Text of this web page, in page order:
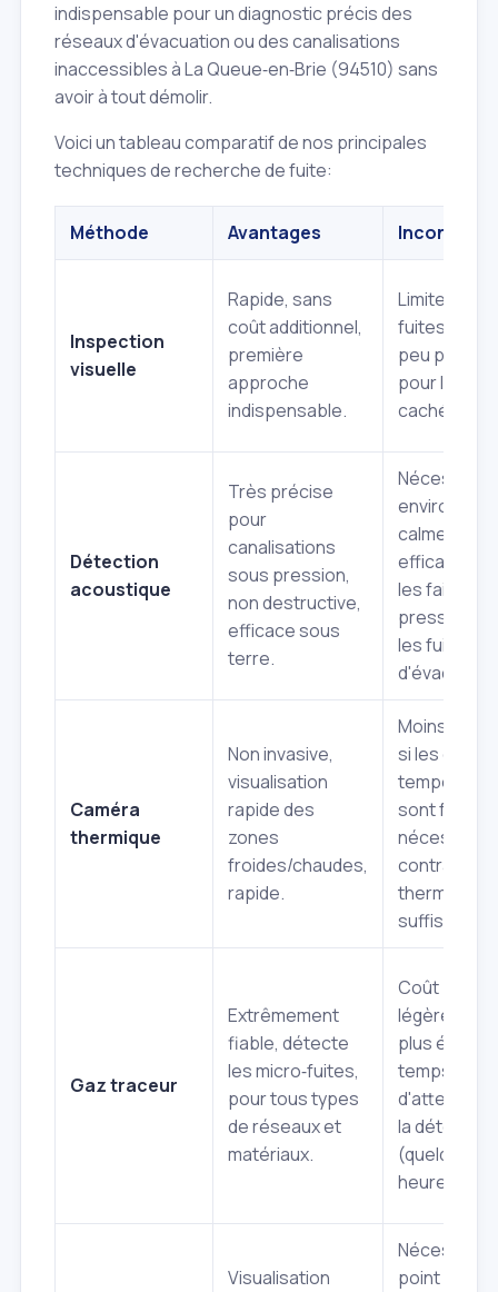
indispensable pour un diagnostic précis des
réseaux d'évacuation ou des canalisations
inaccessibles à La Queue‑en‑Brie (94510) sans
avoir à tout démolir.
Voici un tableau comparatif de nos principales
techniques de recherche de fuite:
Méthode Avantages
Inspection
visuelle
Rapide, sans
coût additionnel,
première
approche
indispensable.
Limite aux
fuites
peu précise
pour les
cachées.
Détection
acoustique
Très précise
pour
canalisations
sous pression,
non destructive,
efficace sous
terre.
Nécessite
calme,
efficace
les faibles
pressions
les fuites
Caméra
thermique
Non invasive,
visualisation
rapide des
zones
froides/chaudes,
rapide.
Moins
si les
sont faibles,
nécessite
contraste
thermique
suffisant.
Gaz traceur
Extrêmement
fiable, détecte
les micro‑fuites,
pour tous types
de réseaux et
matériaux.
Coût
légèrement
plus élevé,
temps
d'attente
la détection
(quelques
heures).
Visualisation
Nécessite
point